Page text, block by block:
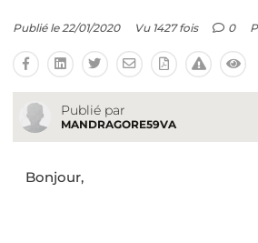
Publié le 22/01/2020 Vu 1427 fois 0
Publié par
MANDRAGORE59VA
Bonjour,